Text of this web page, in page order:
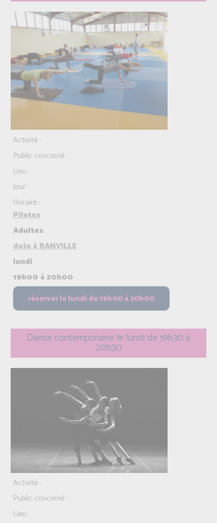
Activité :
Public concerné :
Lieu :
Jour :
Horaire :
Pilates
Adultes
dojo à RANVILLE
lundi
19h00 à 20h00
Danse contemporaine le lundi de 19h30 à
20h30
Activité :
Public concerné :
Lieu :